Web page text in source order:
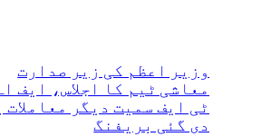
وزیر اعظم کی زیر صدارت
معاشی ٹیم کا اجلاس، ایف
ٹی ایف سمیت دیگر معاملات
دی گئی بریفنگ